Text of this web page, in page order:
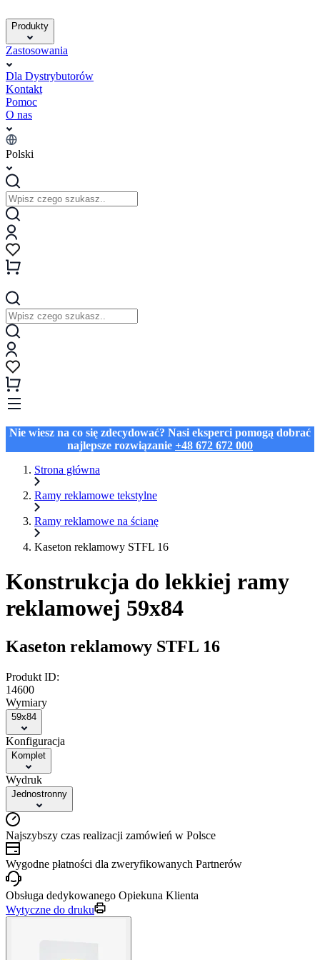
Produkty
Zastosowania
Dla Dystrybutorów
Kontakt
Pomoc
O nas
Polski
Nie wiesz na co się zdecydować? Nasi eksperci pomogą dobrać
najlepsze rozwiązanie +48 672 672 000
Strona główna
Ramy reklamowe tekstylne
Ramy reklamowe na ścianę
Kaseton reklamowy STFL 16
Konstrukcja do lekkiej ramy
reklamowej 59x84
Kaseton reklamowy STFL 16
Produkt ID:
14600
Wymiary
59x84
Konfiguracja
Komplet
Wydruk
Jednostronny
Najszybszy czas realizacji zamówień w Polsce
Wygodne płatności dla zweryfikowanych Partnerów
Obsługa dedykowanego Opiekuna Klienta
Wytyczne do druku